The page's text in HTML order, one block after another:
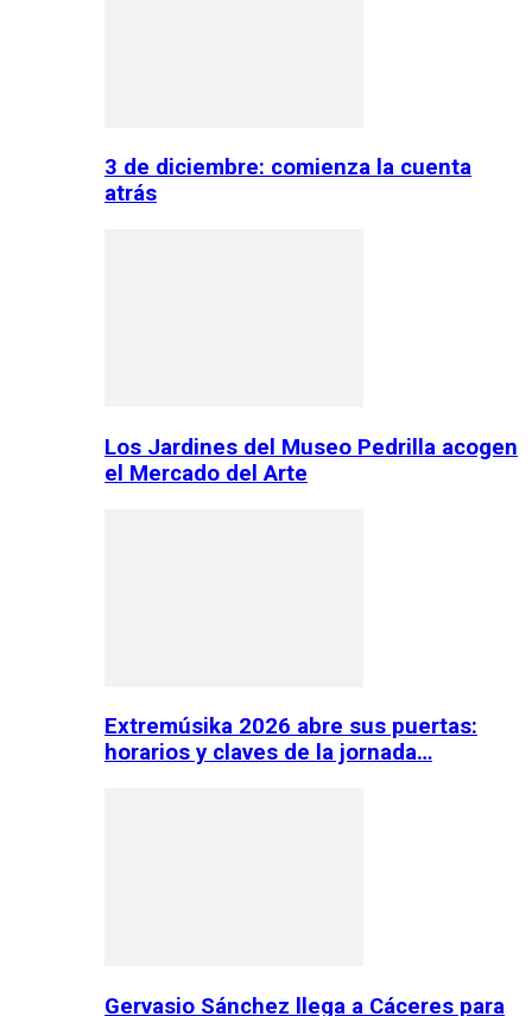
3 de diciembre: comienza la cuenta
atrás
Los Jardines del Museo Pedrilla acogen
el Mercado del Arte
Extremúsika 2026 abre sus puertas:
horarios y claves de la jornada…
Gervasio Sánchez llega a Cáceres para